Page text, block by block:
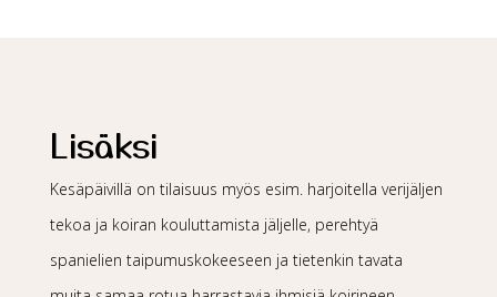
Lisäksi
Kesäpäivillä on tilaisuus myös esim. harjoitella verijäljen
tekoa ja koiran kouluttamista jäljelle, perehtyä
spanielien taipumuskokeeseen ja tietenkin tavata